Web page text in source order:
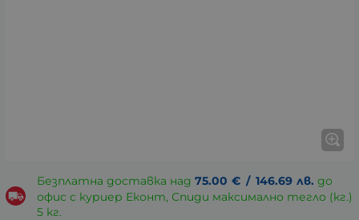
Безплатна доставка над 75.00 € / 146.69 лв. до
офис с куриер Еконт, Спиди максимално тегло (кг.)
5 кг.